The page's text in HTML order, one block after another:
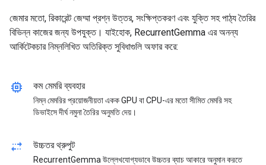
জেমার মতো, রিকারেন্ট জেম্মা প্রশ্ন উত্তর, সংক্ষিপ্তকরণ এবং যুক্তি সহ পাঠ্য তৈরির
বিভিন্ন কাজের জন্য উপযুক্ত। যাইহোক, RecurrentGemma এর অনন্য
আর্কিটেকচার নিম্নলিখিত অতিরিক্ত সুবিধাগুলি অফার করে:
memory কম মেমরি ব্যবহার
নিম্ন মেমরির প্রয়োজনীয়তা একক GPU বা CPU-এর মতো সীমিত মেমরি সহ
ডিভাইসে দীর্ঘ নমুনা তৈরির অনুমতি দেয়।
multiple_stop উচ্চতর থ্রুপুট
RecurrentGemma উল্লেখযোগ্যভাবে উচ্চতর ব্যাচ আকারে অনুমান করতে